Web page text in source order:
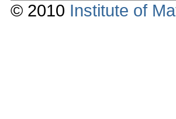
© 2010 Institute of